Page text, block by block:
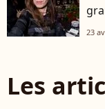
23
Les